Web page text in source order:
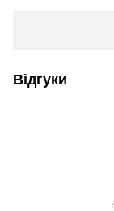
Відгуки